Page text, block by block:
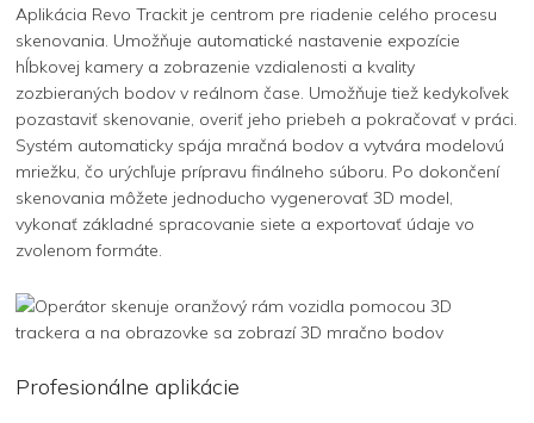
Aplikácia Revo Trackit je centrom pre riadenie celého procesu
skenovania. Umožňuje automatické nastavenie expozície
hĺbkovej kamery a zobrazenie vzdialenosti a kvality
zozbieraných bodov v reálnom čase. Umožňuje tiež kedykoľvek
pozastaviť skenovanie, overiť jeho priebeh a pokračovať v práci.
Systém automaticky spája mračná bodov a vytvára modelovú
mriežku, čo urýchľuje prípravu finálneho súboru. Po dokončení
skenovania môžete jednoducho vygenerovať 3D model,
vykonať základné spracovanie siete a exportovať údaje vo
zvolenom formáte.
Profesionálne aplikácie